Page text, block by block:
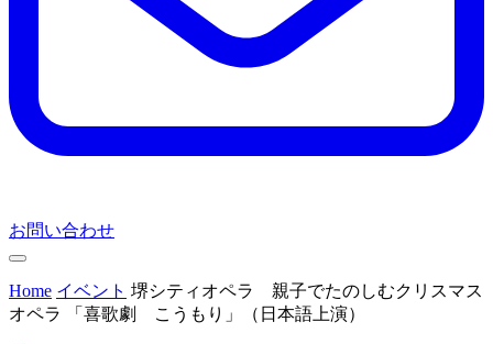
お問い合わせ
Home イベント 堺シティオペラ 親子でたのしむクリスマス
オペラ 「喜歌劇 こうもり」（日本語上演）